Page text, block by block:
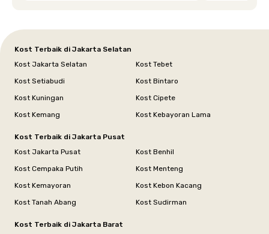
Kost Terbaik di Jakarta Selatan
Kost Jakarta Selatan
Kost Tebet
Kost Setiabudi
Kost Bintaro
Kost Kuningan
Kost Cipete
Kost Kemang
Kost Kebayoran Lama
Kost Terbaik di Jakarta Pusat
Kost Jakarta Pusat
Kost Benhil
Kost Cempaka Putih
Kost Menteng
Kost Kemayoran
Kost Kebon Kacang
Kost Tanah Abang
Kost Sudirman
Kost Terbaik di Jakarta Barat